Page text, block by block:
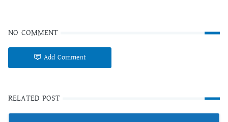
NO COMMENT
Add Comment
RELATED POST